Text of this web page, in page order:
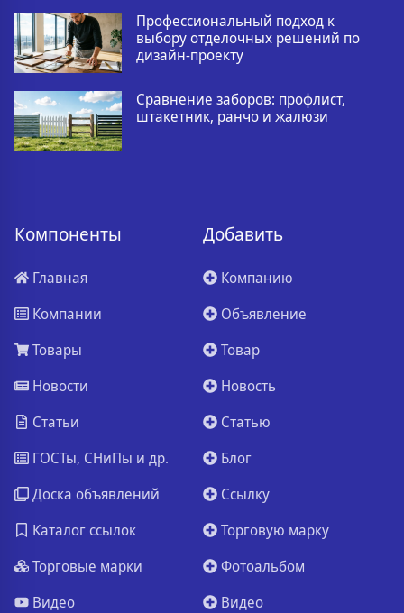
Профессиональный подход к
выбору отделочных решений по
дизайн-проекту
Сравнение заборов: профлист,
штакетник, ранчо и жалюзи
Компоненты
Главная
Компании
Товары
Новости
Статьи
ГОСТы, СНиПы и др.
Доска объявлений
Каталог ссылок
Торговые марки
Видео
Добавить
Компанию
Объявление
Товар
Новость
Статью
Блог
Ссылку
Торговую марку
Фотоальбом
Видео